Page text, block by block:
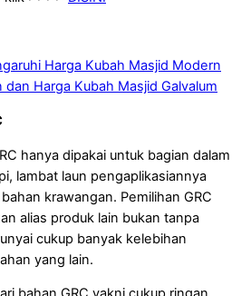
Harga Kubah Masjid Modern
dan Harga Kubah Masjid Galvalum
hanya dipakai untuk bagian dalam
lambat laun pengaplikasiannya
krawangan. Pemilihan GRC
alias produk lain bukan tanpa
cukup banyak kelebihan
yang lain.